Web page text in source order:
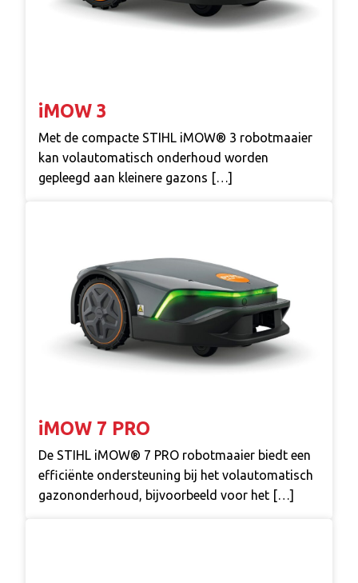
iMOW 3
Met de compacte STIHL iMOW® 3 robotmaaier
kan volautomatisch onderhoud worden
gepleegd aan kleinere gazons […]
iMOW 7 PRO
De STIHL iMOW® 7 PRO robotmaaier biedt een
efficiënte ondersteuning bij het volautomatisch
gazononderhoud, bijvoorbeeld voor het […]